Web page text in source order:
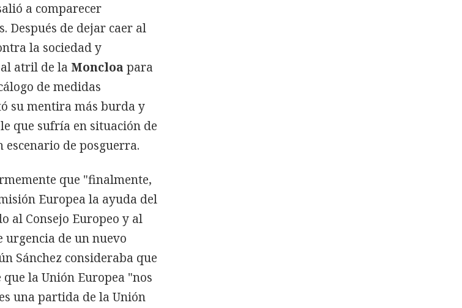
a comparecer
Después de dejar caer al
la sociedad y
atril de la Moncloa para
de medidas
su mentira más burda y
que sufría en situación de
de posguerra.
que "finalmente,
Europea la ayuda del
al Consejo Europeo y al
de un nuevo
Sánchez consideraba que
la Unión Europea "nos
una partida de la Unión